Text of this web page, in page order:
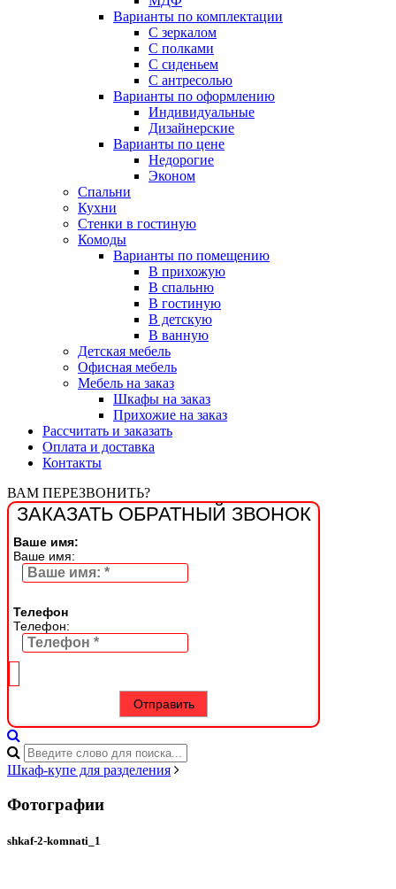
Варианты по комплектации
С зеркалом
С полками
С сиденьем
С антресолью
Варианты по оформлению
Индивидуальные
Дизайнерские
Варианты по цене
Недорогие
Эконом
Спальни
Кухни
Стенки в гостиную
Комоды
Варианты по помещению
В прихожую
В спальню
В гостиную
В детскую
В ванную
Детская мебель
Офисная мебель
Мебель на заказ
Шкафы на заказ
Прихожие на заказ
Рассчитать и заказать
Оплата и доставка
Контакты
ВАМ ПЕРЕЗВОНИТЬ?
ЗАКАЗАТЬ ОБРАТНЫЙ ЗВОНОК
Ваше имя:
Ваше имя:
Телефон
Телефон:
Шкаф-купе для разделения
Фотографии
shkaf-2-komnati_1